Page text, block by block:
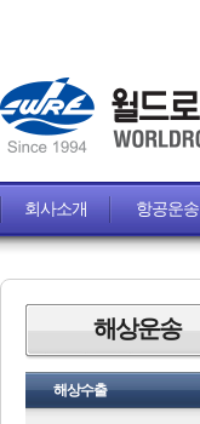
회사소개 항공운송
해상운송
해상수출